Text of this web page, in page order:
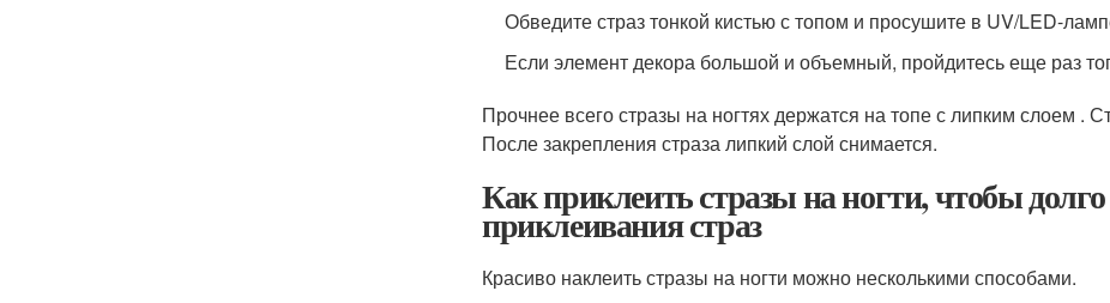
Обведите страз тонкой кистью с топом и просушите в UV/LED-
Если элемент декора большой и объемный, пройдитесь еще раз
Прочнее всего стразы на ногтях держатся на топе с липким слоем .
После закрепления страза липкий слой снимается.
Как приклеить стразы на ногти, чтобы
приклеивания страз
Красиво наклеить стразы на ногти можно несколькими способами.